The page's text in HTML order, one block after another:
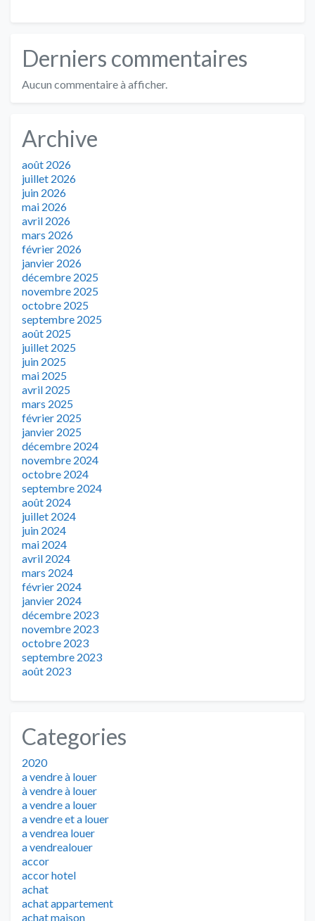
Derniers commentaires
Aucun commentaire à afficher.
Archive
août 2026
juillet 2026
juin 2026
mai 2026
avril 2026
mars 2026
février 2026
janvier 2026
décembre 2025
novembre 2025
octobre 2025
septembre 2025
août 2025
juillet 2025
juin 2025
mai 2025
avril 2025
mars 2025
février 2025
janvier 2025
décembre 2024
novembre 2024
octobre 2024
septembre 2024
août 2024
juillet 2024
juin 2024
mai 2024
avril 2024
mars 2024
février 2024
janvier 2024
décembre 2023
novembre 2023
octobre 2023
septembre 2023
août 2023
Categories
2020
a vendre à louer
à vendre à louer
a vendre a louer
a vendre et a louer
a vendrea louer
a vendrealouer
accor
accor hotel
achat
achat appartement
achat maison